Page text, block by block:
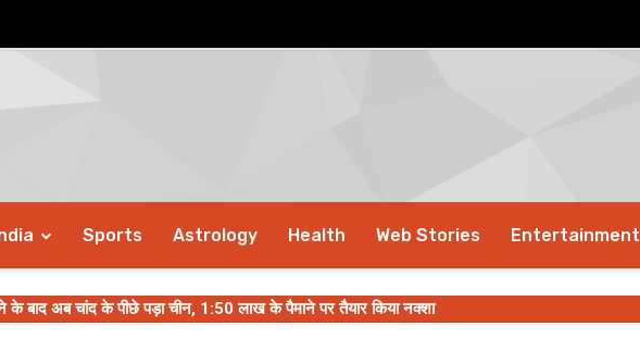
Sports Astrology Health Web Stories Entertainment
बाद अब चांद के पीछे पड़ा चीन, 1:50 लाख के पैमाने पर तैयार किया नक्शा